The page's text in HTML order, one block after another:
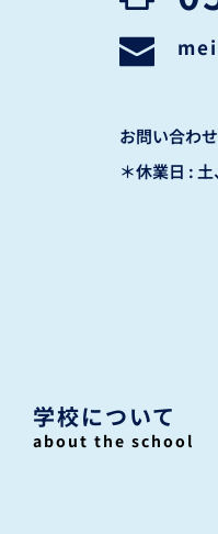
お問い合わ
＊休業日 :
学校について
about the school